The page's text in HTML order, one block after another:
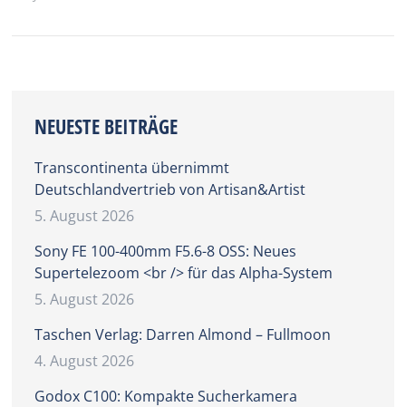
NEUESTE BEITRÄGE
Transcontinenta übernimmt
Deutschlandvertrieb von Artisan&Artist
5. August 2026
Sony FE 100-400mm F5.6-8 OSS: Neues
Supertelezoom <br /> für das Alpha-System
5. August 2026
Taschen Verlag: Darren Almond – Fullmoon
4. August 2026
Godox C100: Kompakte Sucherkamera